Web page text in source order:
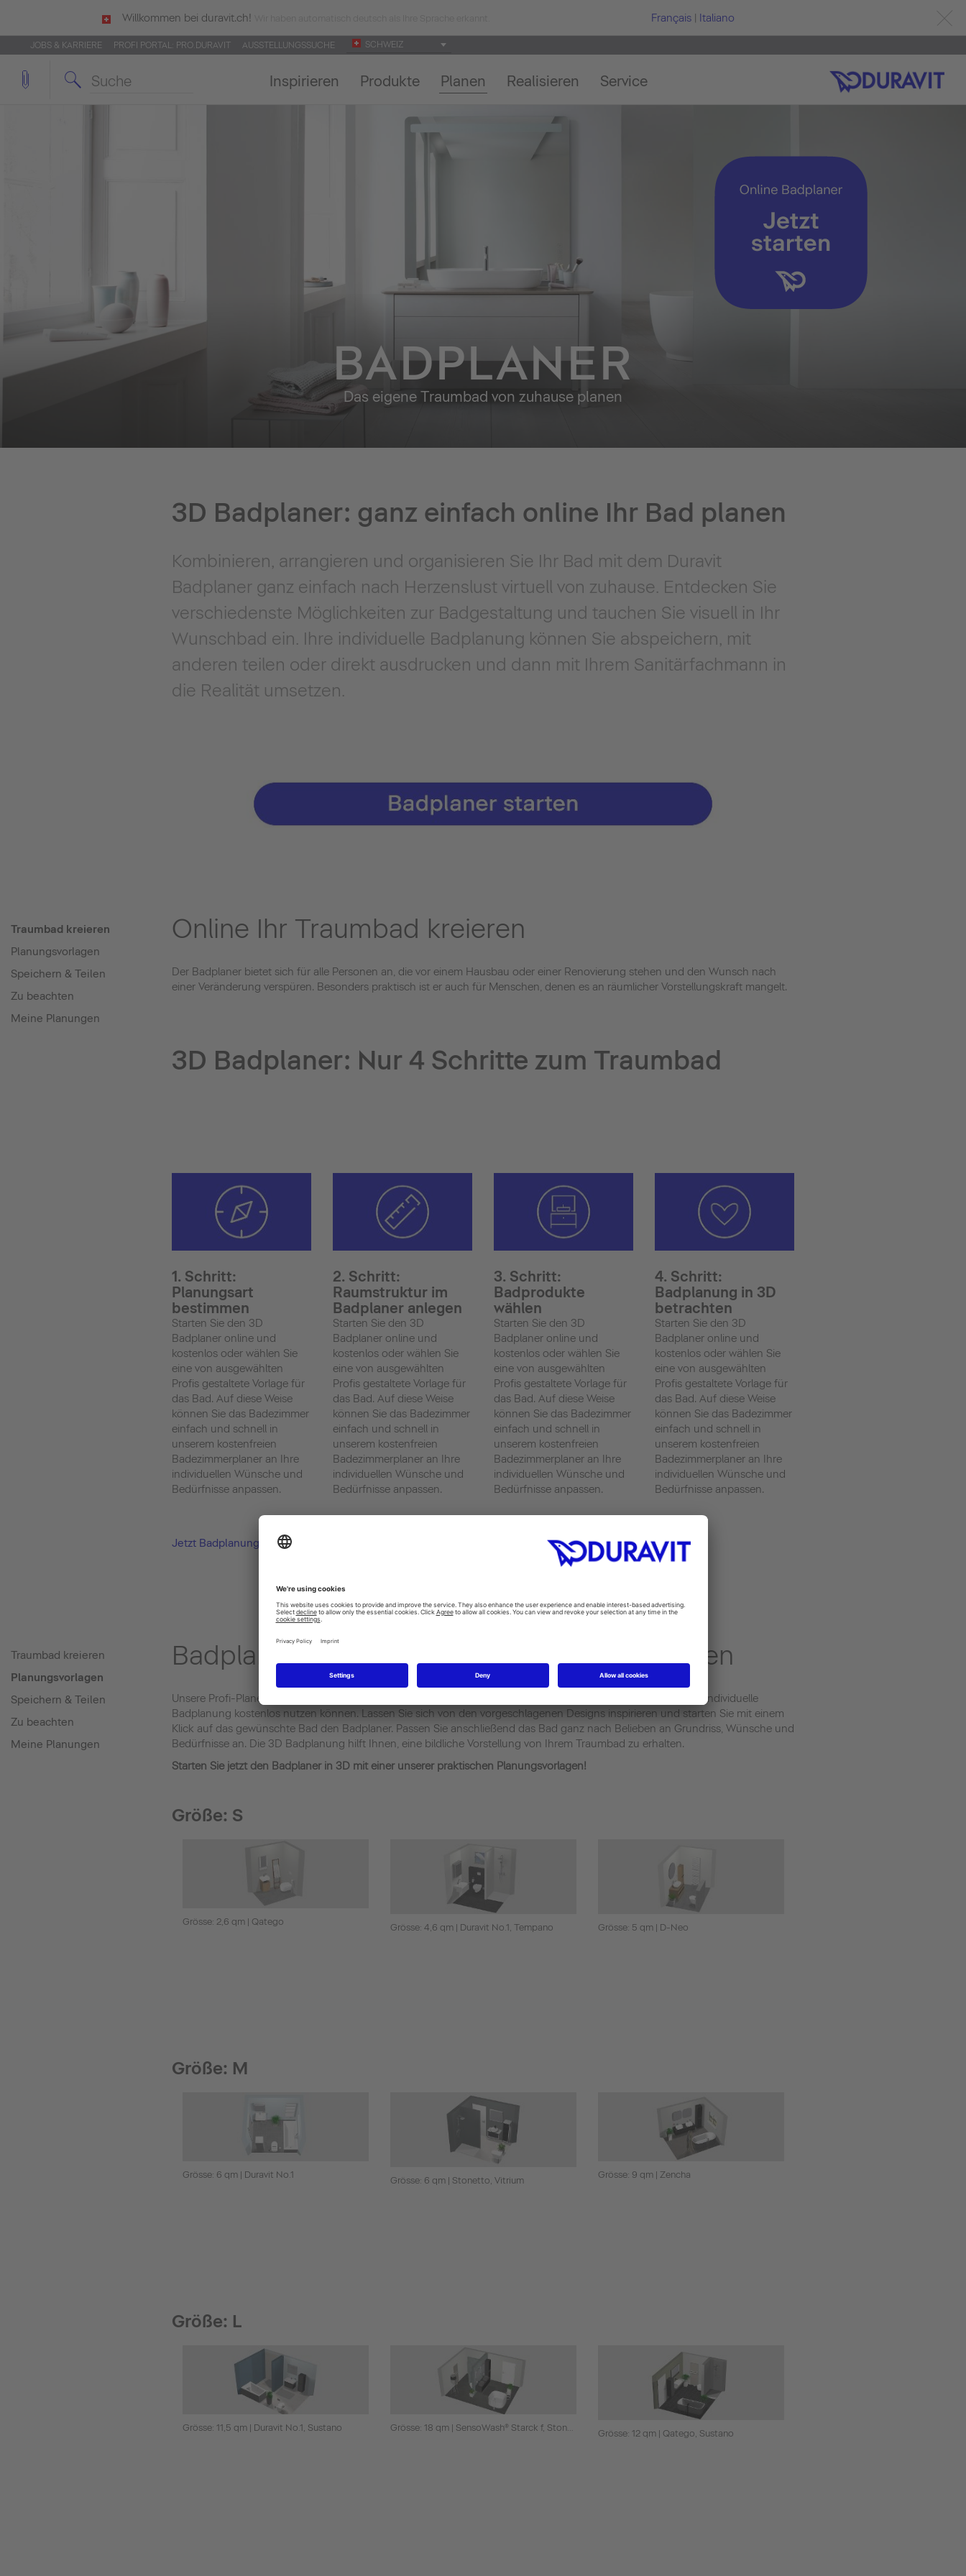
Willkommen bei duravit.ch! Français | Italiano
JOBS & KARRIERE PROFI PORTAL: PRO.DURAVIT AUSSTELLUNGSSUCHE SCHWEIZ
Inspirieren Produkte Planen Realisieren Service
BADPLANER
Das eigene Traumbad von zuhause planen
3D Badplaner: ganz einfach online Ihr Bad planen
Kombinieren, arrangieren und organisieren Sie Ihr Bad mit dem Duravit
Badplaner ganz einfach nach Herzenslust virtuell von zuhause. Entdecken Sie
verschiedenste Möglichkeiten zur Badgestaltung und tauchen Sie visuell in Ihr
Wunschbad ein. Ihre individuelle Badplanung können Sie abspeichern, mit
anderen teilen oder direkt ausdrucken und dann mit Ihrem Sanitärfachmann in
die Realität umsetzen.
Traumbad kreieren
Planungsvorlagen
Speichern & Teilen
Zu beachten
Meine Planungen
Online Ihr Traumbad kreieren
Der Badplaner bietet sich für alle Personen an, die vor einem Hausbau oder einer Renovierung stehen und den Wunsch nach
einer Veränderung verspüren. Besonders praktisch ist er auch für Menschen, denen es an räumlicher Vorstellungskraft mangelt.
3D Badplaner: Nur 4 Schritte zum Traumbad
1. Schritt:
Planungsart
bestimmen
Starten Sie den 3D
Badplaner online und
kostenlos oder wählen Sie
eine von ausgewählten
Profis gestaltete Vorlage für
das Bad. Auf diese Weise
können Sie das Badezimmer
einfach und schnell in
unserem kostenfreien
Badezimmerplaner an Ihre
individuellen Wünsche und
Bedürfnisse anpassen.
2. Schritt:
Raumstruktur im
Badplaner anlegen
Starten Sie den 3D
Badplaner online und
kostenlos oder wählen Sie
eine von ausgewählten
Profis gestaltete Vorlage für
das Bad. Auf diese Weise
können Sie das Badezimmer
einfach und schnell in
unserem kostenfreien
Badezimmerplaner an Ihre
individuellen Wünsche und
Bedürfnisse anpassen.
3. Schritt:
Badprodukte
wählen
Starten Sie den 3D
Badplaner online und
kostenlos oder wählen Sie
eine von ausgewählten
Profis gestaltete Vorlage für
das Bad. Auf diese Weise
können Sie das Badezimmer
einfach und schnell in
unserem kostenfreien
Badezimmerplaner an Ihre
individuellen Wünsche und
Bedürfnisse anpassen.
4. Schritt:
Badplanung in 3D
betrachten
Starten Sie den 3D
Badplaner online und
kostenlos oder wählen Sie
eine von ausgewählten
Profis gestaltete Vorlage für
das Bad. Auf diese Weise
können Sie das Badezimmer
einfach und schnell in
unserem kostenfreien
Badezimmerplaner an Ihre
individuellen Wünsche und
Bedürfnisse anpassen.
Jetzt Badplanung starten
Traumbad kreieren
Planungsvorlagen
Speichern & Teilen
Zu beachten
Meine Planungen
Badplaner-Vorlagen unserer Profi-Planer:innen
Unsere Profi-Planer:innen haben für Sie zahlreiche Bäder entworfen, die Sie gerne als Ausgangspunkt für Ihre individuelle
Badplanung kostenlos nutzen können. Lassen Sie sich von den vorgeschlagenen Designs inspirieren und starten Sie mit einem
Klick auf das gewünschte Bad den Badplaner. Passen Sie anschließend das Bad ganz nach Belieben an Grundriss, Wünsche und
Bedürfnisse an. Die 3D Badplanung hilft Ihnen, eine bildliche Vorstellung von Ihrem Traumbad zu erhalten.
Starten Sie jetzt den Badplaner in 3D mit einer unserer praktischen Planungsvorlagen!
Größe: S
Grösse: 2,6 qm | Qatego
Grösse: 4,6 qm | Duravit No.1, Tempano Grösse: 5 qm | D-Neo
Größe: M
Grösse: 6 qm | Duravit No.1
Grösse: 6 qm | Stonetto, Vitrium
Grösse: 9 qm | Zencha
Größe: L
Grösse: 11,5 qm | Duravit No.1, Sustano
Grösse: 12 qm | Qatego, Sustano